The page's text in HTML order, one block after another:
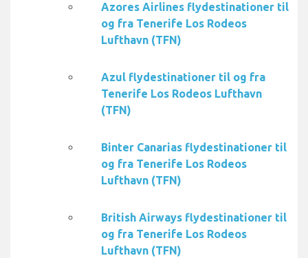
Azores Airlines flydestinationer til
og fra Tenerife Los Rodeos
Lufthavn (TFN)
Azul flydestinationer til og fra
Tenerife Los Rodeos Lufthavn
(TFN)
Binter Canarias flydestinationer til
og fra Tenerife Los Rodeos
Lufthavn (TFN)
British Airways flydestinationer til
og fra Tenerife Los Rodeos
Lufthavn (TFN)